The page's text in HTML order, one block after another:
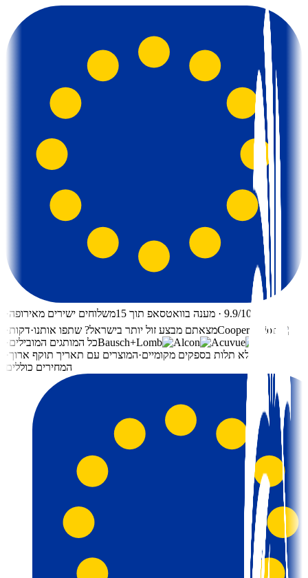
משלוחים ישירים מאירופה·
⭐ 9.9/10 · מענה בוואטסאפ תוך 15
דקות· מצאתם מבצע זול יותר בישראל? שתפו אותנו·
כל המותגים המובילים·
המוצרים עם תאריך תוקף ארוך· ללא תלות בספקים מקומיים·
המחירים כוללים